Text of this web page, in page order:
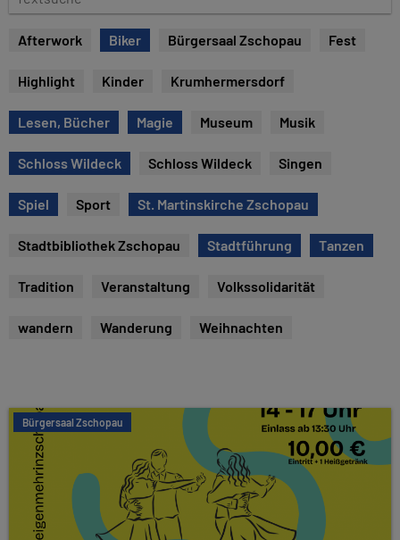
e
c
e
Afterwork Biker Bürgersaal Zschopau Fest
Highlight Kinder Krumhermersdorf
Lesen, Bücher Magie Museum Musik
Schloss Wildeck Schloss Wildeck Singen
Spiel Sport St. Martinskirche Zschopau
Stadtbibliothek Zschopau Stadtführung Tanzen
Tradition Veranstaltung Volkssolidarität
wandern Wanderung Weihnachten
Bürgersaal Zschopau